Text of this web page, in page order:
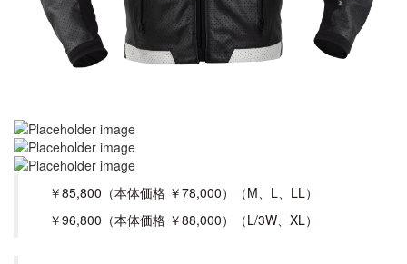
￥85,800（本体価格 ￥78,000）（M、L、LL）
￥96,800（本体価格 ￥88,000）（L/3W、XL）